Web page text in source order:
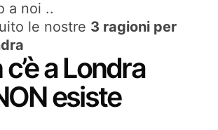
a noi ..
le nostre 3 ragioni per
a Londra
esiste